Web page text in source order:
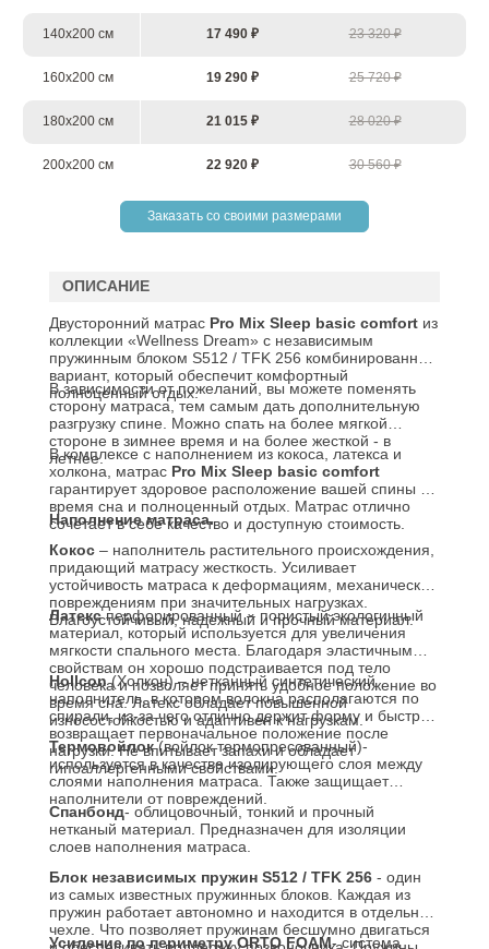
140х200 см 17 490 ₽ 23 320 ₽
160х200 см 19 290 ₽ 25 720 ₽
180х200 см 21 015 ₽ 28 020 ₽
200х200 см 22 920 ₽ 30 560 ₽
Заказать со своими размерами
ОПИСАНИЕ
Двусторонний матрас Pro Mix Sleep basic comfort из
коллекции «Wellness Dream» c независимым
пружинным блоком S512 / TFK 256 комбинированный
вариант, который обеспечит комфортный
полноценный отдых.
В зависимости от пожеланий, вы можете поменять
сторону матраса, тем самым дать дополнительную
разгрузку спине. Можно спать на более мягкой
стороне в зимнее время и на более жесткой - в
летнее.
В комплексе с наполнением из кокоса, латекса и
холкона, матрас Pro Mix Sleep basic comfort
гарантирует здоровое расположение вашей спины во
время сна и полноценный отдых. Матрас отлично
сочетает в себе качество и доступную стоимость.
Наполнение матраса.
Кокос – наполнитель растительного происхождения,
придающий матрасу жесткость. Усиливает
устойчивость матраса к деформациям, механическим
повреждениям при значительных нагрузках.
Влагоустойчивый, надежный и прочный материал.
Латексперфорированный – пористый экологичный
материал, который используется для увеличения
мягкости спального места. Благодаря эластичным
свойствам он хорошо подстраивается под тело
человека и позволяет принять удобное положение во
время сна. Латекс обладает повышенной
износостойкостью и адаптивен к нагрузкам.
Hollcon(Холкон) – нетканный синтетический
наполнитель, в котором волокна располагаются по
спирали, из-за чего отлично держит форму и быстро
возвращает первоначальное положение после
нагрузки. Не впитывает запахи и обладает
гипоаллергенными свойствами.
Термовойлок(войлок термопресованный)-
используется в качестве изолирующего слоя между
слоями наполнения матраса. Также защищает
наполнители от повреждений.
Спанбонд- облицовочный, тонкий и прочный
нетканый материал. Предназначен для изоляции
слоев наполнения матраса.
Блок независимых пружин S512 / TFK 256 - один
из самых известных пружинных блоков. Каждая из
пружин работает автономно и находится в отдельном
чехле. Что позволяет пружинам бесшумно двигаться
Усиление по периметру ORTO FOAM- система